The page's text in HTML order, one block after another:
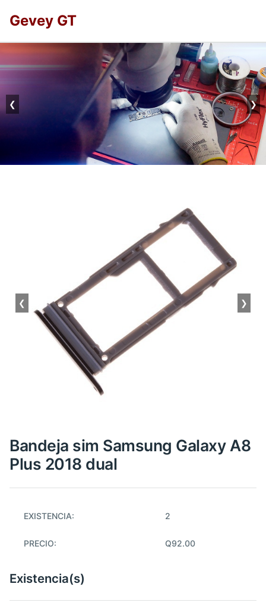
Gevey GT
❮ ❯
❮ ❯
Bandeja sim Samsung Galaxy A8
Plus 2018 dual
EXISTENCIA: 2
PRECIO: Q92.00
Existencia(s)